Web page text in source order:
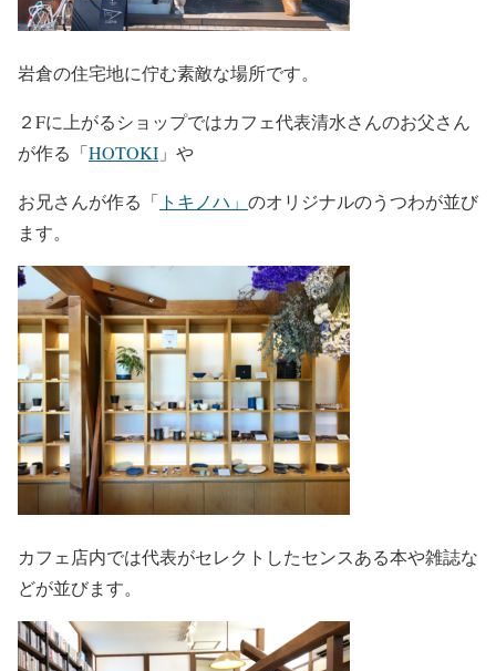
岩倉の住宅地に佇む素敵な場所です。
２Fに上がるショップではカフェ代表清水さんのお父さん
が作る「HOTOKI 」や
お兄さんが作る「 トキノハ」 のオリジナルのうつわが並び
ます。
カフェ店内では代表がセレクトしたセンスある本や雑誌な
どが並びます。